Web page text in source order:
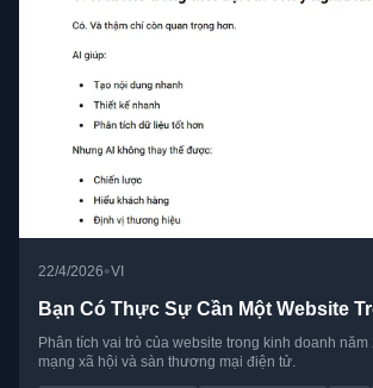
22/4/2026•VI
Bạn Có Thực Sự Cần Một Website
Phân tích vai trò của website trong kinh doanh
mạng xã hội và sàn thương mại điện tử.